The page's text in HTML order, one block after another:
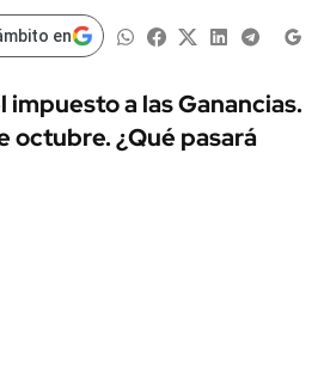
AUTOS
en
a las Ganancias.
octubre. ¿Qué pasará